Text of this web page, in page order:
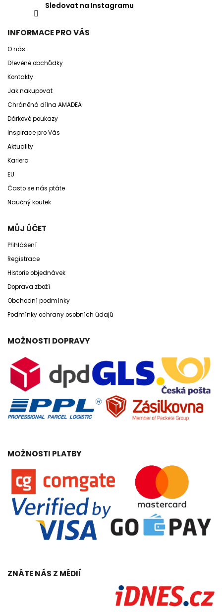
Sledovat na Instagramu
INFORMACE PRO VÁS
O nás
Dřevěné obchůdky
Kontakty
Jak nakupovat
Chráněná dílna AMADEA
Dárkové poukazy
Inspirace pro Vás
Aktuality
Kariera
EU
Často se nás ptáte
Naučný koutek
MŮJ ÚČET
Přihlášení
Registrace
Historie objednávek
Doprava zboží
Obchodní podmínky
Podmínky ochrany osobních údajů
MOŽNOSTI DOPRAVY
MOŽNOSTI PLATBY
ZNÁTE NÁS Z MÉDIÍ